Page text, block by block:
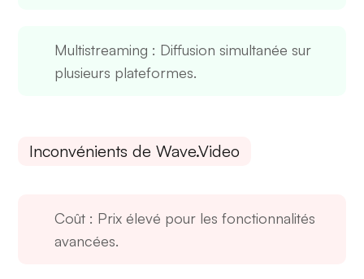
Multistreaming : Diffusion simultanée sur
plusieurs plateformes.
Inconvénients de Wave.Video
Coût : Prix élevé pour les fonctionnalités
avancées.